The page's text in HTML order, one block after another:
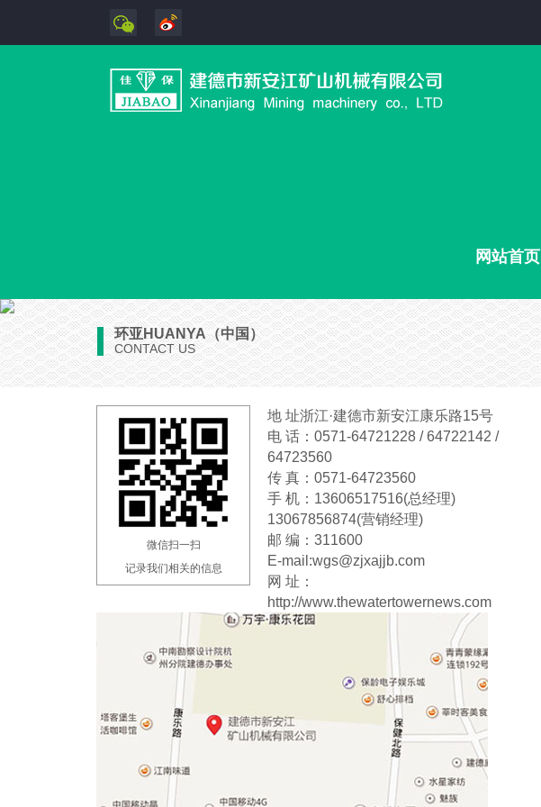
网站首页
环亚HUANYA（中国）
CONTACT US
微信扫一扫
记录我们相关的信息
地 址浙江·建德市新安江康乐路15号
电 话：0571-64721228 / 64722142 /
64723560
传 真：0571-64723560
手 机：13606517516(总经理)
13067856874(营销经理)
邮 编：311600
E-mail:wgs@zjxajjb.com
网 址：
http://www.thewatertowernews.com